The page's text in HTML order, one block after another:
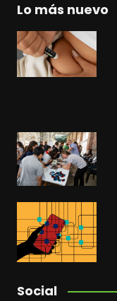
Lo más nuevo
Social